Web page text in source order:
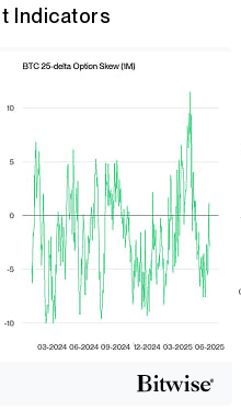
Indicators